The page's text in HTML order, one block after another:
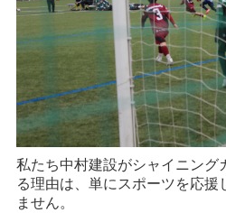
私たち中村建設がシャイニング
る理由は、単にスポーツを応援
ません。